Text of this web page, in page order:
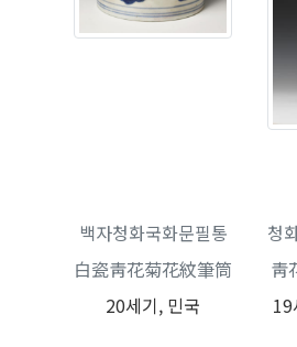
백자청화국화문필통
白瓷靑花菊花紋筆筒
20세기, 민국
靑